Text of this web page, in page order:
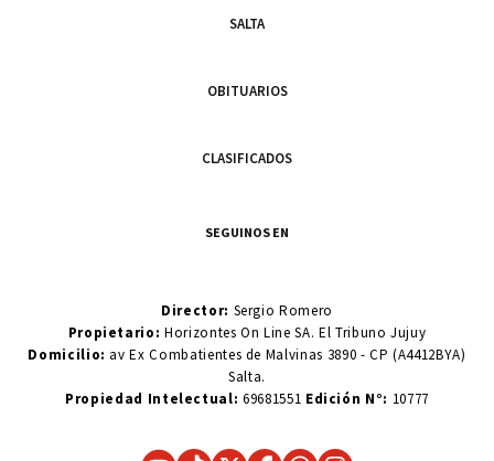
SALTA
OBITUARIOS
CLASIFICADOS
SEGUINOS EN
Director: Sergio Romero
Propietario:Horizontes On Line SA. El Tribuno Jujuy
Domicilio: av Ex Combatientes de Malvinas 3890 - CP (A4412BYA)
Salta.
Propiedad Intelectual: 69681551 Edición N°: 10777